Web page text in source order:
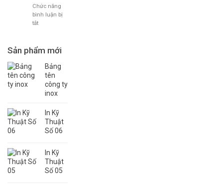
dựng
Alu
Quận
Đức
HCM
Chức năng
bình luận bị
tắtở
Cắt
Laser,
CNC,
Giá
Thạnh
HCM
Sản phẩm mới
Bảng
tên
công ty
inox
In Kỹ
Thuật
Số 06
In Kỹ
Thuật
Số 05